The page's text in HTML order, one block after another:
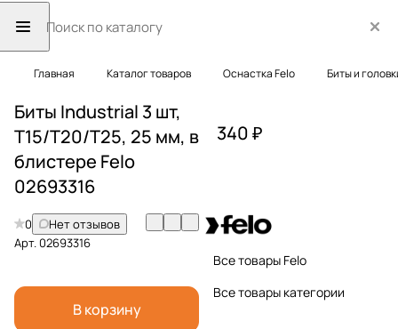
Главная Каталог товаров Оснастка Felo Биты и
Биты Industrial 3 шт,
T15/T20/T25, 25 мм, в
блистере Felo
02693316
0
Нет отзывов
Арт.02693316
В корзину
340 ₽
Все товары Felo
Все товары категории